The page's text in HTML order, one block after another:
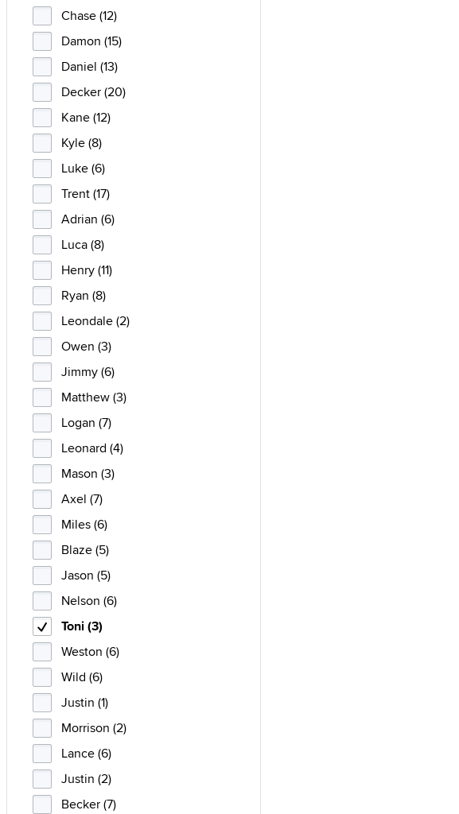
Chase (12)
Damon (15)
Daniel (13)
Decker (20)
Kane (12)
Kyle (8)
Luke (6)
Trent (17)
Adrian (6)
Luca (8)
Henry (11)
Ryan (8)
Leondale (2)
Owen (3)
Jimmy (6)
Matthew (3)
Logan (7)
Leonard (4)
Mason (3)
Axel (7)
Miles (6)
Blaze (5)
Jason (5)
Nelson (6)
Toni (3)
Weston (6)
Wild (6)
Justin (1)
Morrison (2)
Lance (6)
Justin (2)
Becker (7)